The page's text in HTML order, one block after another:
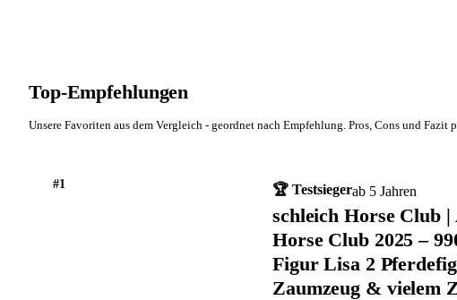
Top-Empfehlungen
Unsere Favoriten aus dem Vergleich - geordnet nach Empfehlung. Pros, Cons und
#1 🏆 Testsiegerab 5 Jahren
schleich Horse Club
Horse Club 2025 –
Figur Lisa 2
Zaumzeug & vielem